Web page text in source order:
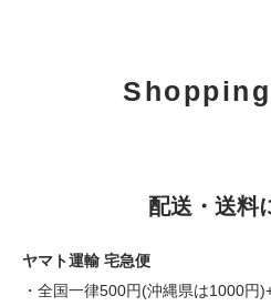
配送・送料
ヤマト運輸 宅急便
・全国一律500円(沖縄県は1000円